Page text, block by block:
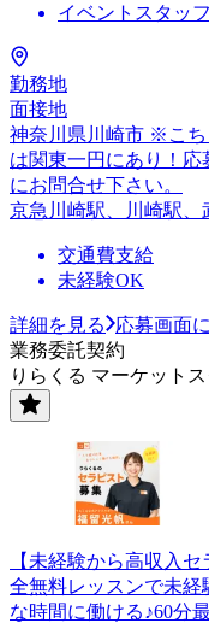
イベントスタッフ
勤務地
面接地
神奈川県川崎市 ※こ
は関東一円にあり！
にお問合せ下さい。
京急川崎駅、川崎駅、
交通費支給
未経験OK
詳細を見る
応募画面
業務委託契約
りらくる マーケット
【未経験から高収入
全無料レッスンで未経
な時間に働ける♪60分